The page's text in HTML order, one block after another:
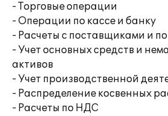
- Торговые операции
- Операции по кассе и банку
- Расчеты с поставщиками и
- Учет основных средств и
активов
- Учет производственной
- Распределение косвенных
- Расчеты по НДС